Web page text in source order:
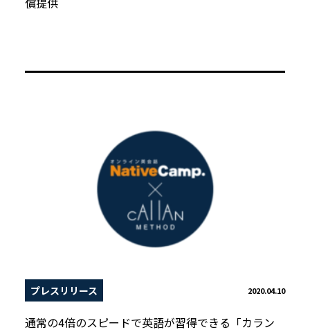
プレスリリース 2020.04.10
通常の4倍のスピードで英語が習得できる「カラン